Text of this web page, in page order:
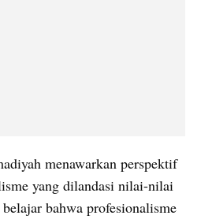
menawarkan perspektif
yang dilandasi nilai-nilai
bahwa profesionalisme